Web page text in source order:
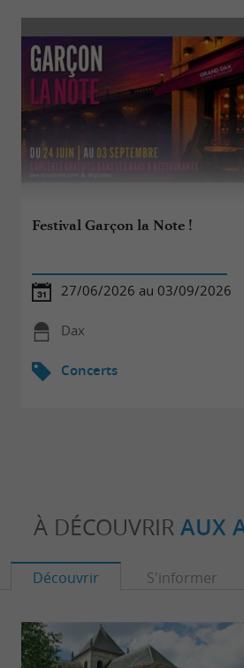
Festival Garçon la Note !
27/06/2026 au 03/09/2026
Dax
Concerts
À DÉCOUVRIR AUX
Découvrir S'informer